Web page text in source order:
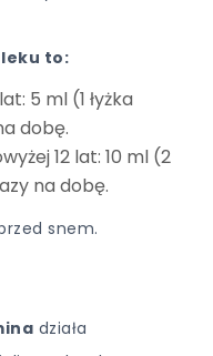
to:
5 ml (1 łyżka
dobę.
12 lat: 10 ml (2
na dobę.
snem.
działa